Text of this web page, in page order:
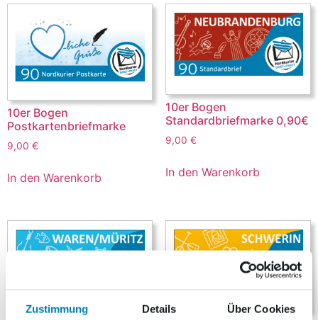
Zustimmung Details Über Cookies
10er Bogen
Postkartenbriefmarke
9,00 €
In den Warenkorb
10er Bogen
Standardbriefmarke 0,90€
9,00 €
In den Warenkorb